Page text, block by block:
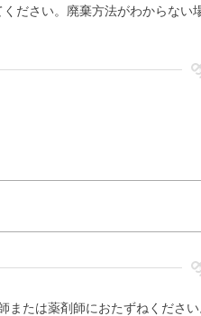
ださい。廃棄方法がわからな
または薬剤師におたずねくださ